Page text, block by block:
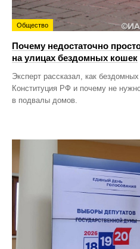
Общество
Почему недостаточно
на улицах бездомных кошек
Эксперт рассказал, как
Конституция РФ и почему не
в подвалы домов.